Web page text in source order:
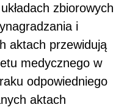
zbiorowych
i
aktach przewidują
medycznego w
odpowiedniego
aktach